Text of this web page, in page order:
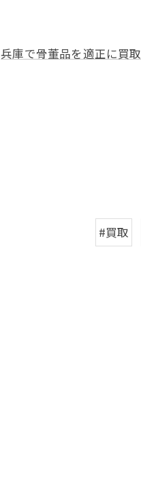
兵庫で骨董品を適正に買取
#買取